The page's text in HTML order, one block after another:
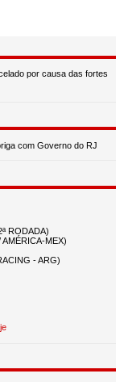
por causa das fortes
com Governo do RJ